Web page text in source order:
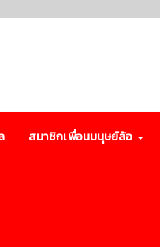
สมาชิกเพื่อนมนุษย์ล้อ